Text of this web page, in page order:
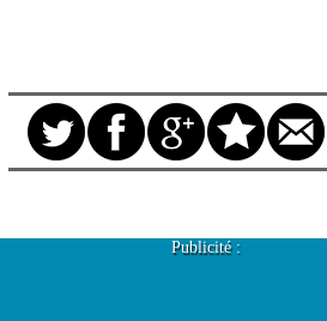
Publicité :